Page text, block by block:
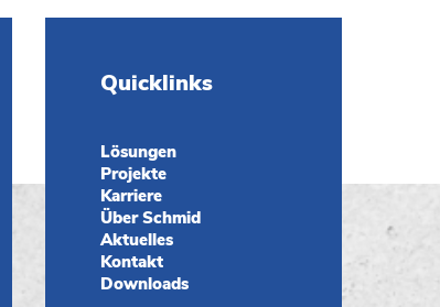
Quicklinks
Lösungen
Projekte
Karriere
Über Schmid
Aktuelles
Kontakt
Downloads